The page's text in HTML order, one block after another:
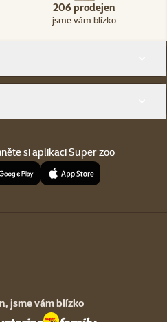
206 prodejen
jsme vám blízko
si aplikaci Super zoo
jsme vám blízko